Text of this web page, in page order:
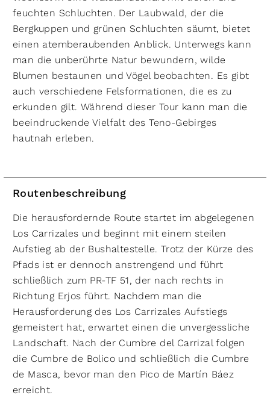
feuchten Schluchten. Der Laubwald, der die
Bergkuppen und grünen Schluchten säumt, bietet
einen atemberaubenden Anblick. Unterwegs kann
man die unberührte Natur bewundern, wilde
Blumen bestaunen und Vögel beobachten. Es gibt
auch verschiedene Felsformationen, die es zu
erkunden gilt. Während dieser Tour kann man die
beeindruckende Vielfalt des Teno-Gebirges
hautnah erleben.
Routenbeschreibung
Die herausfordernde Route startet im abgelegenen
Los Carrizales und beginnt mit einem steilen
Aufstieg ab der Bushaltestelle. Trotz der Kürze des
Pfads ist er dennoch anstrengend und führt
schließlich zum PR-TF 51, der nach rechts in
Richtung Erjos führt. Nachdem man die
Herausforderung des Los Carrizales Aufstiegs
gemeistert hat, erwartet einen die unvergessliche
Landschaft. Nach der Cumbre del Carrizal folgen
die Cumbre de Bolico und schließlich die Cumbre
de Masca, bevor man den Pico de Martín Báez
erreicht.